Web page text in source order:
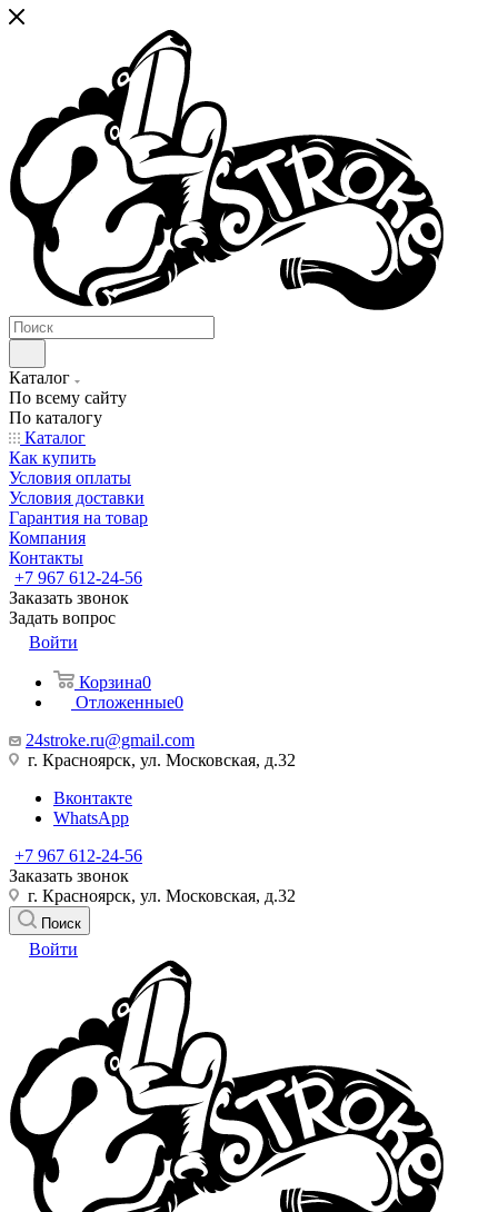
Каталог
По всему сайту
По каталогу
Каталог
Как купить
Условия оплаты
Условия доставки
Гарантия на товар
Компания
Контакты
+7 967 612-24-56
Заказать звонок
Задать вопрос
Войти
Корзина0
Отложенные0
24stroke.ru@gmail.com
г. Красноярск, ул. Московская, д.32
Вконтакте
WhatsApp
+7 967 612-24-56
Заказать звонок
г. Красноярск, ул. Московская, д.32
Поиск
Войти